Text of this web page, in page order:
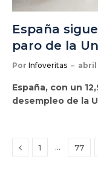
España
paro de la
Por Infoveritas abril
España, con un
desempleo de la
Anterior
1 … 77